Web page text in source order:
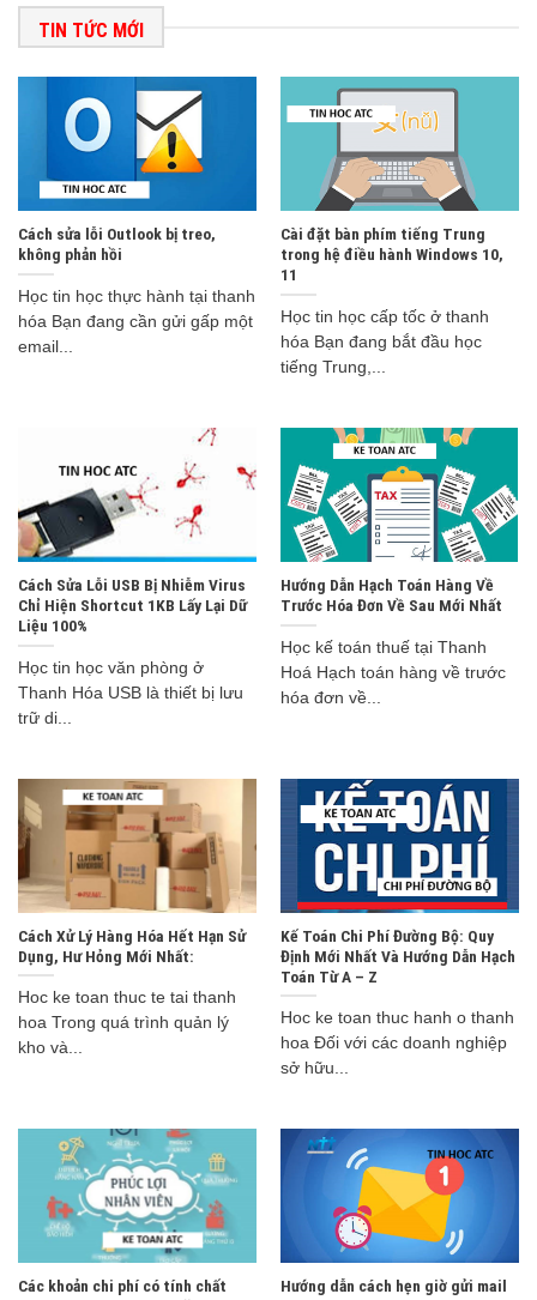
TIN TỨC MỚI
Cách sửa lỗi Outlook bị treo,
không phản hồi
Học tin học thực hành tại thanh
hóa Bạn đang cần gửi gấp một
email...
Cài đặt bàn phím tiếng Trung
trong hệ điều hành Windows 10,
11
Học tin học cấp tốc ở thanh
hóa Bạn đang bắt đầu học
tiếng Trung,...
Cách Sửa Lỗi USB Bị Nhiễm Virus
Chỉ Hiện Shortcut 1KB Lấy Lại Dữ
Liệu 100%
Học tin học văn phòng ở
Thanh Hóa USB là thiết bị lưu
trữ di...
Hướng Dẫn Hạch Toán Hàng Về
Trước Hóa Đơn Về Sau Mới Nhất
Học kế toán thuế tại Thanh
Hoá Hạch toán hàng về trước
hóa đơn về...
Cách Xử Lý Hàng Hóa Hết Hạn Sử
Dụng, Hư Hỏng Mới Nhất:
Hoc ke toan thuc te tai thanh
hoa Trong quá trình quản lý
kho và...
Kế Toán Chi Phí Đường Bộ: Quy
Định Mới Nhất Và Hướng Dẫn Hạch
Toán Từ A – Z
Hoc ke toan thuc hanh o thanh
hoa Đối với các doanh nghiệp
sở hữu...
Các khoản chi phí có tính chất
Hướng dẫn cách hẹn giờ gửi mail